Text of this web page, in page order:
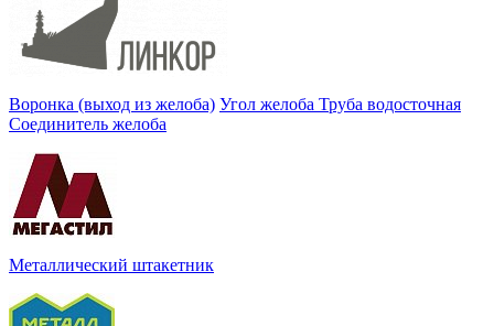
Воронка (выход из желоба) Угол желоба Труба водосточная
Соединитель желоба
Металлический штакетник